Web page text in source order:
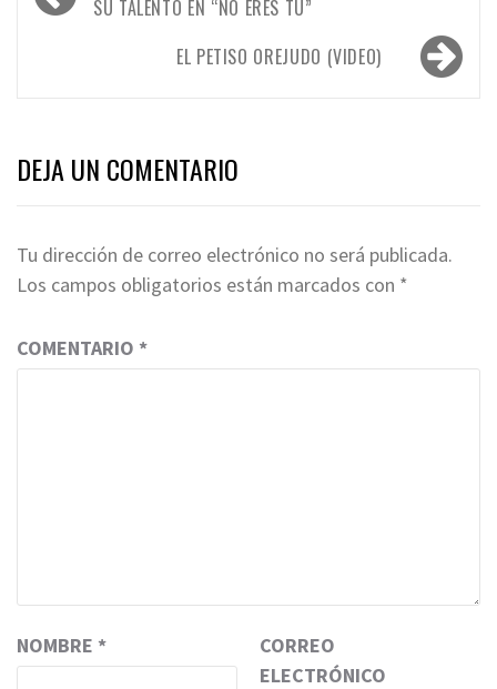
de
SU TALENTO EN “NO ERES TÚ”
EL PETISO OREJUDO (VIDEO)
DEJA UN COMENTARIO
Tu dirección de correo electrónico no será publicada.
Los campos obligatorios están marcados con *
COMENTARIO *
NOMBRE *
CORREO
ELECTRÓNICO